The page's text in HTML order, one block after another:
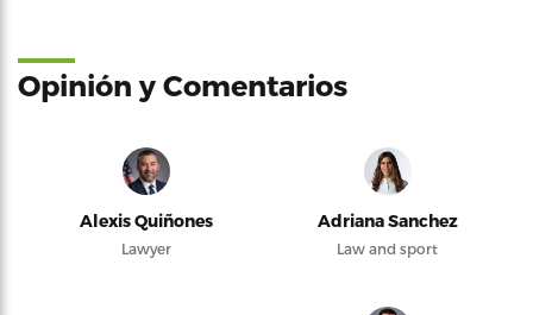
Opinión y Comentarios
Alexis Quiñones
Lawyer
Adriana Sanchez
Law and sport